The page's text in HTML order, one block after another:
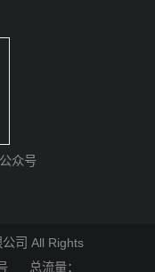
众号
司 All Rights
总流量：